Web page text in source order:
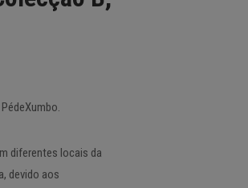
diferentes locais da
devido aos